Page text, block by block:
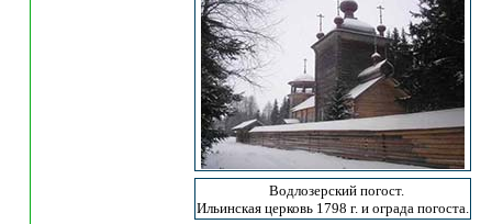
Водлозерский погост.
Ильинская церковь 1798 г. и ограда погоста.